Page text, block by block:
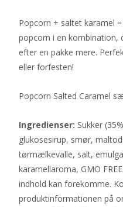
Popcorn + saltet karamel
popcorn i en kombination,
efter en pakke mere.
eller forfesten!
Popcorn Salted Caramel
Ingredienser: Sukker
glukosesirup, smør,
tørmælkevalle, salt,
karamellaroma, GMO
indhold kan forekomme.
produktinformationen på